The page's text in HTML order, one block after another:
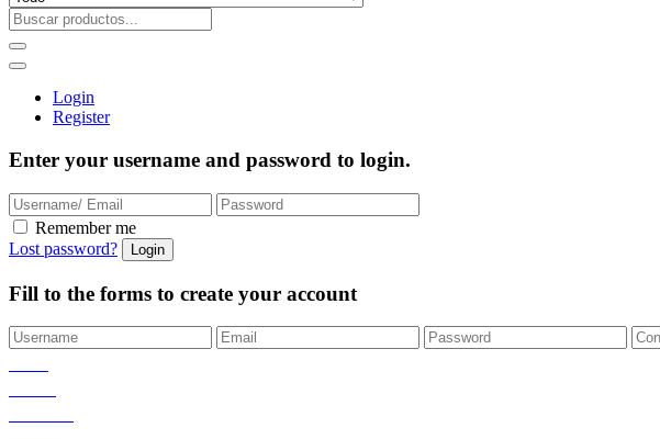
Login
Register
Enter your username and password to login.
Remember me
Lost password?
Fill to the forms to create your account